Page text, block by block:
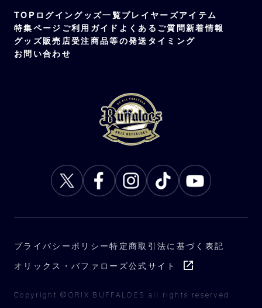
TOP ログイングッズ一覧プレイヤーズアイテム
特集ページ ご利用ガイド よくあるご質問新着情報
グッズ販売店受注商品等の発送タイミング
お問い合わせ
プライバシーポリシー特定商取引法に基づく表記
オリックス・バファローズ公式サイト
Copyright ©ORIX BUFFALOES all rights reserved